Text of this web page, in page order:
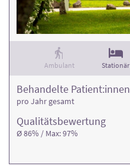
Ambulant Stationär
Qualitäts­bewertung
Ø 86% / Max: 97%
Behandelte Patient:innen
pro Jahr gesamt